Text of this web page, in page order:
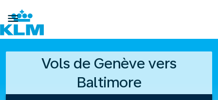

Vols de Genève vers
Baltimore